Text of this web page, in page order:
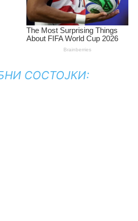
СОСТОЈКИ: